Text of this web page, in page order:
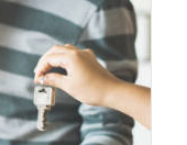
20